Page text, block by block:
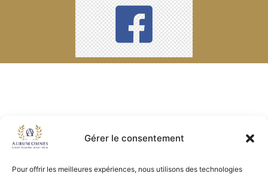
Gérer le consentement
Pour offrir les meilleures expériences, nous utilisons des technologies